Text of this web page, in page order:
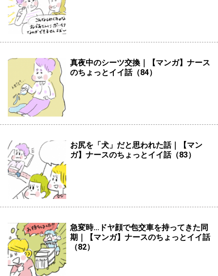
真夜中のシーツ交換｜【マンガ】ナース
のちょっとイイ話（84）
お尻を「犬」だと思われた話｜【マン
ガ】ナースのちょっとイイ話（83）
急変時...ドヤ顔で包交車を持ってきた同
期｜【マンガ】ナースのちょっとイイ話
（82）